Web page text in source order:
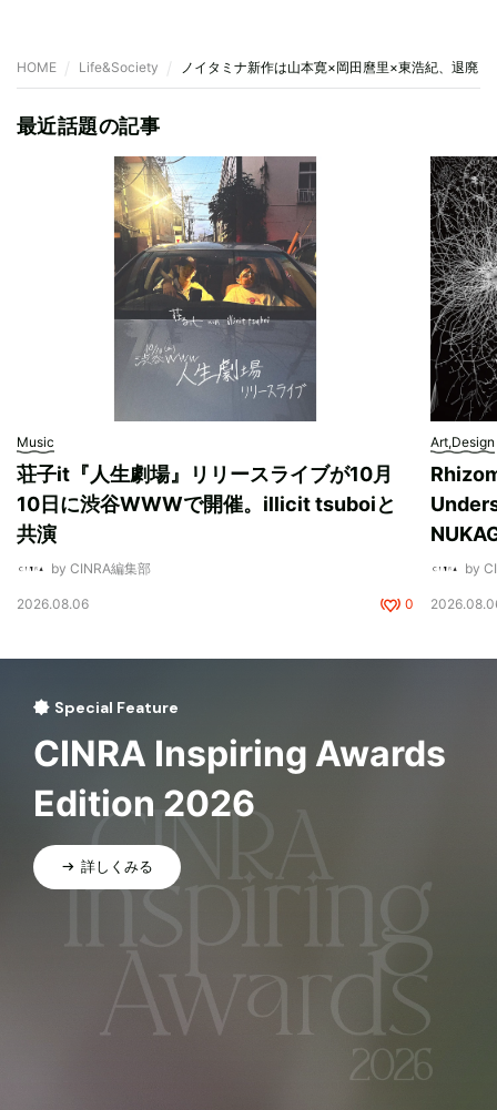
HOME Life&Society ノイタミナ新作は山本寛×岡田麿里×東浩紀、退廃
最近話題の記事
Music
荘子it『人生劇場』リリースライブが10月
10日に渋谷WWWで開催。illicit tsuboiと
共演
by CINRA編集部
2026.08.06 0
Art,Design
by
Special Feature
CINRA Inspiring Awards
Edition 2026
詳しくみる